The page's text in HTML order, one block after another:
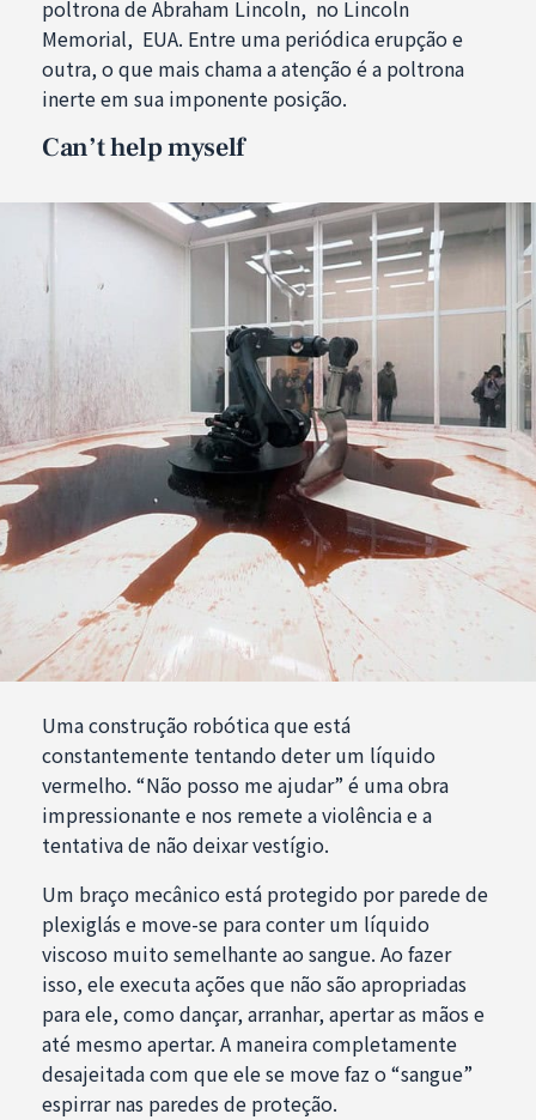
poltrona de Abraham Lincoln, no Lincoln
Memorial, EUA. Entre uma periódica erupção e
outra, o que mais chama a atenção é a poltrona
inerte em sua imponente posição.
Can’t help myself
Uma construção robótica que está
constantemente tentando deter um líquido
vermelho. “Não posso me ajudar” é uma obra
impressionante e nos remete a violência e a
tentativa de não deixar vestígio.
Um braço mecânico está protegido por parede de
plexiglás e move-se para conter um líquido
viscoso muito semelhante ao sangue. Ao fazer
isso, ele executa ações que não são apropriadas
para ele, como dançar, arranhar, apertar as mãos e
até mesmo apertar. A maneira completamente
desajeitada com que ele se move faz o “sangue”
espirrar nas paredes de proteção.